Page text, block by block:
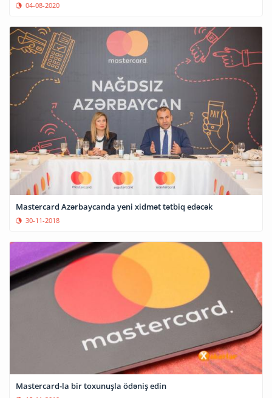
04-08-2020
Mastercard Azərbaycanda yeni xidmət tətbiq edəcək
30-11-2018
Mastercard-la bir toxunuşla ödəniş edin